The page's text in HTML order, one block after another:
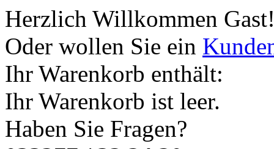
Herzlich Willkommen
Oder wollen Sie ein
Ihr Warenkorb enthält:
Ihr Warenkorb ist leer.
Haben Sie Fragen?